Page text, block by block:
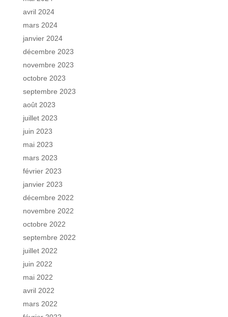
avril 2024
mars 2024
janvier 2024
décembre 2023
novembre 2023
octobre 2023
septembre 2023
août 2023
juillet 2023
juin 2023
mai 2023
mars 2023
février 2023
janvier 2023
décembre 2022
novembre 2022
octobre 2022
septembre 2022
juillet 2022
juin 2022
mai 2022
avril 2022
mars 2022